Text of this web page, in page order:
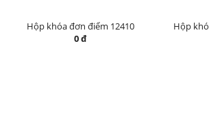
Hộp khóa đơn điểm 12410
0 đ
Hộp